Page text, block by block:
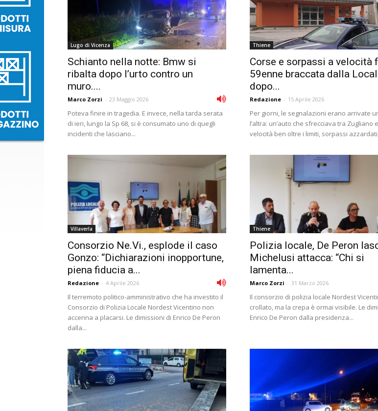
Lugo di Vicenza
Schianto nella notte: Bmw si
ribalta dopo l’urto contro un
muro....
Marco Zorzi - 23 Maggio 2026
Poteva finire in tragedia. E invece, nella tarda serata
di ieri, lungo la Sp 68, si è consumato uno di quegli
incidenti che lasciano...
Thiene
Corse e sorpassi a velocità
59enne braccata dalla
dopo...
Redazione - 15 Aprile 2026
Per giorni, le segnalazioni erano arrivate
l’altra: un’auto che sfrecciava tra Zugliano
velocità ben oltre i limiti, sorpassi
Villaverla
Consorzio Ne.Vi., esplode il caso
Gonzo: “Dichiarazioni inopportune,
piena fiducia a...
Redazione - 4 Aprile 2026
Il terremoto politico-amministrativo che ha investito il
Consorzio di Polizia Locale Nordest Vicentino non
accenna a placarsi. Le dimissioni di Enrico De Peron
dalla...
Thiene
Polizia locale, De Peron
Michelusi attacca: “Chi si
lamenta...
Marco Zorzi - 31 Marzo 2026
Il consorzio di polizia locale Nordest
crollato, ma la crepa è ormai visibile. Le
Enrico De Peron dalla presidenza...